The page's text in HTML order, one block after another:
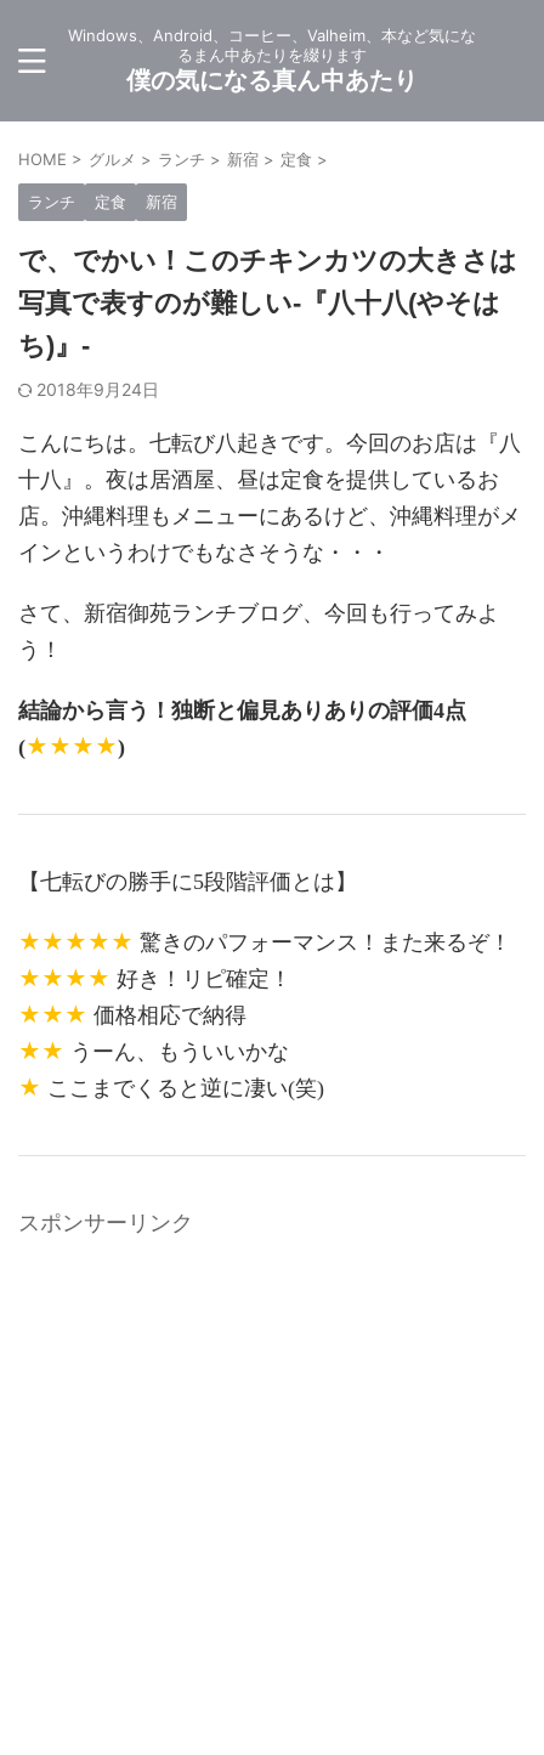
Windows、Android、コーヒー、Valheim、本など気にな
るまん中あたりを綴ります
僕の気になる真ん中あたり
HOME > グルメ > ランチ > 新宿 > 定食 >
ランチ 定食 新宿
で、でかい！このチキンカツの大きさは
写真で表すのが難しい-『八十八(やそは
ち)』-
2018年9月24日
こんにちは。七転び八起きです。今回のお店は『八
十八』。夜は居酒屋、昼は定食を提供しているお
店。沖縄料理もメニューにあるけど、沖縄料理がメ
インというわけでもなさそうな・・・
さて、新宿御苑ランチブログ、今回も行ってみよ
う！
結論から言う！独断と偏見ありありの評価4点
(★★★★)
【七転びの勝手に5段階評価とは】
★★★★★ 驚きのパフォーマンス！また来るぞ！
★★★★ 好き！リピ確定！
★★★ 価格相応で納得
★★ うーん、もういいかな
★ ここまでくると逆に凄い(笑)
スポンサーリンク